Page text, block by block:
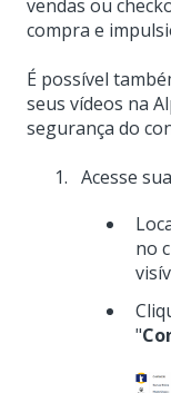
vendas ou
compra e
É possível
seus vídeos na
segurança do
Acesse
no
"